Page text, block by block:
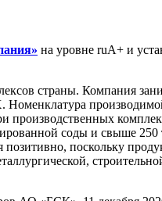
на уровне ruА+ и
страны. Компания
Номенклатура
соды и свыше
поскольку